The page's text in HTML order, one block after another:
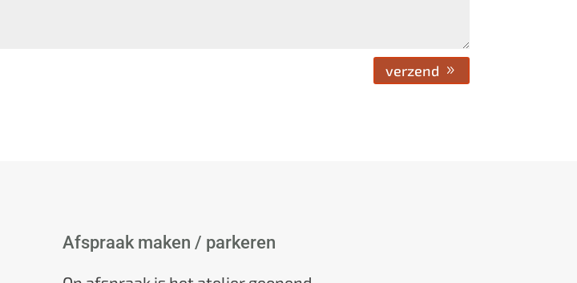
verzend
Afspraak maken / parkeren